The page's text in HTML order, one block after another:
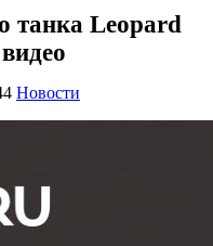
танка Leopard
Новости